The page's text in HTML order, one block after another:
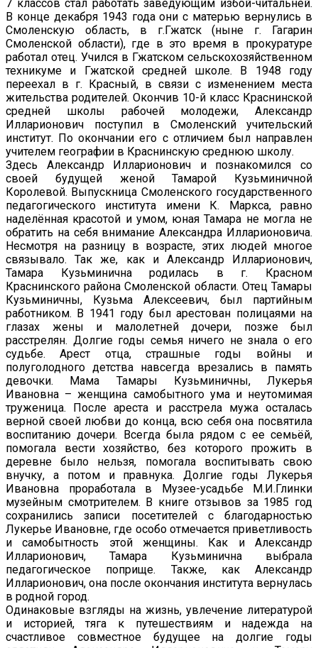
7 классов стал работать заведующим избой-читальней.
В конце декабря 1943 года они с матерью вернулись в
Смоленскую область, в г.Гжатск (ныне г. Гагарин
Смоленской области), где в это время в прокуратуре
работал отец. Учился в Гжатском сельскохозяйственном
техникуме и Гжатской средней школе. В 1948 году
переехал в г. Красный, в связи с изменением места
жительства родителей. Окончив 10-й класс Краснинской
средней школы рабочей молодежи, Александр
Илларионович поступил в Смоленский учительский
институт. По окончании его с отличием был направлен
учителем географии в Краснинскую среднюю школу.
Здесь Александр Илларионович и познакомился со
своей будущей женой Тамарой Кузьминичной
Королевой. Выпускница Смоленского государственного
педагогического института имени К. Маркса, равно
наделённая красотой и умом, юная Тамара не могла не
обратить на себя внимание Александра Илларионовича.
Несмотря на разницу в возрасте, этих людей многое
связывало. Так же, как и Александр Илларионович,
Тамара Кузьминична родилась в г. Красном
Краснинского района Смоленской области. Отец Тамары
Кузьминичны, Кузьма Алексеевич, был партийным
работником. В 1941 году был арестован полицаями на
глазах жены и малолетней дочери, позже был
расстрелян. Долгие годы семья ничего не знала о его
судьбе. Арест отца, страшные годы войны и
полуголодного детства навсегда врезались в память
девочки. Мама Тамары Кузьминичны, Лукерья
Ивановна – женщина самобытного ума и неутомимая
труженица. После ареста и расстрела мужа осталась
верной своей любви до конца, всю себя она посвятила
воспитанию дочери. Всегда была рядом с ее семьёй,
помогала вести хозяйство, без которого прожить в
деревне было нельзя, помогала воспитывать свою
внучку, а потом и правнука. Долгие годы Лукерья
Ивановна проработала в Музее-усадьбе М.И.Глинки
музейным смотрителем. В книге отзывов за 1985 год
сохранились записи посетителей с благодарностью
Лукерье Ивановне, где особо отмечается приветливость
и самобытность этой женщины. Как и Александр
Илларионович, Тамара Кузьминична выбрала
педагогическое поприще. Также, как Александр
Илларионович, она после окончания института вернулась
в родной город.
Одинаковые взгляды на жизнь, увлечение литературой
и историей, тяга к путешествиям и надежда на
счастливое совместное будущее на долгие годы